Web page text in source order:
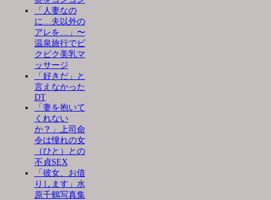
「人妻なの
に…夫以外の
アレを…」〜
温泉旅行でビ
クビク美乳マ
ッサージ
「好きだ」と
言えなかった
DT
「妻を抱いて
くれない
か？」上司命
令は憧れの女
（ひと）との
不貞SEX
「彼女、お借
りします」水
原千鶴写真集